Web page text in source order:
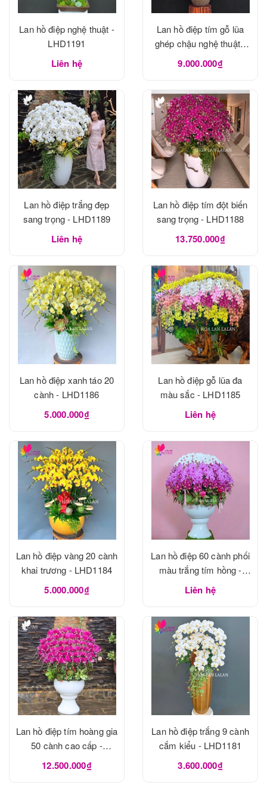
Lan hồ điệp nghệ thuật -
LHD1191
Liên hệ
Lan hồ điệp tím gỗ lũa
ghép chậu nghệ thuật -
LHD1190
9.000.000₫
Lan hồ điệp trắng đẹp
sang trọng - LHD1189
Liên hệ
Lan hồ điệp tím đột biến
sang trọng - LHD1188
13.750.000₫
Lan hồ điệp xanh táo 20
cành - LHD1186
5.000.000₫
Lan hồ điệp gỗ lũa đa
màu sắc - LHD1185
Liên hệ
Lan hồ điệp vàng 20 cành
khai trương - LHD1184
5.000.000₫
Lan hồ điệp 60 cành phối
màu trắng tím hồng -
LHD1183
Liên hệ
Lan hồ điệp tím hoàng gia
50 cành cao cấp -
LHD1182
12.500.000₫
Lan hồ điệp trắng 9 cành
cắm kiểu - LHD1181
3.600.000₫